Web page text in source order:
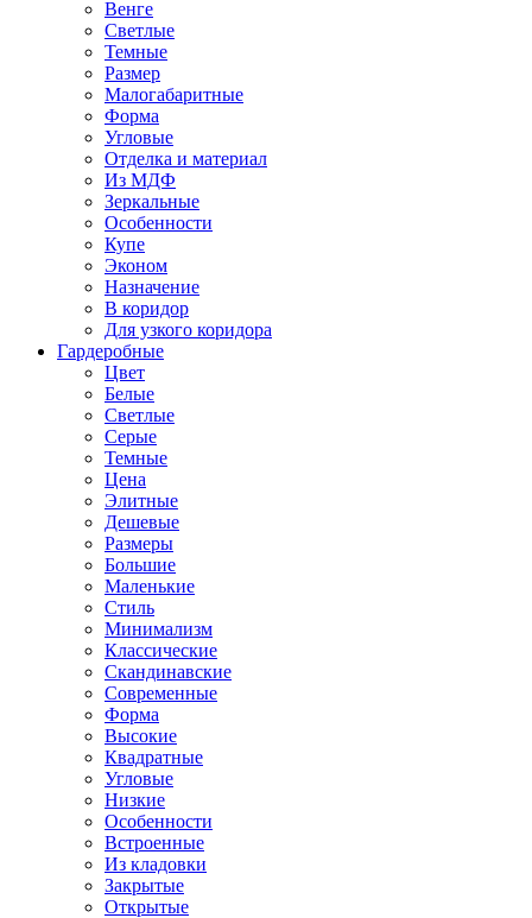
Венге
Светлые
Темные
Размер
Малогабаритные
Форма
Угловые
Отделка и материал
Из МДФ
Зеркальные
Особенности
Купе
Эконом
Назначение
В коридор
Для узкого коридора
Гардеробные
Цвет
Белые
Светлые
Серые
Темные
Цена
Элитные
Дешевые
Размеры
Большие
Маленькие
Стиль
Минимализм
Классические
Скандинавские
Современные
Форма
Высокие
Квадратные
Угловые
Низкие
Особенности
Встроенные
Из кладовки
Закрытые
Открытые